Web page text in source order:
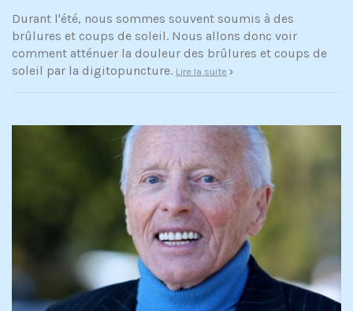
Durant l'été, nous sommes souvent soumis à des
brûlures et coups de soleil. Nous allons donc voir
comment atténuer la douleur des brûlures et coups de
soleil par la digitopuncture. Lire la suite